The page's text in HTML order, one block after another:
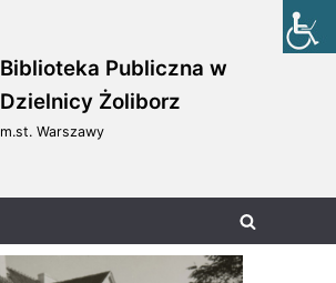
Biblioteka Publiczna w
Dzielnicy Żoliborz
m.st. Warszawy